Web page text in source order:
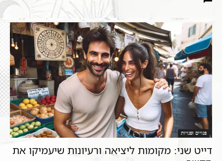
פנויים ופנויות
דייט שני: מקומות ליציאה ורעיונות שיעמיקו את